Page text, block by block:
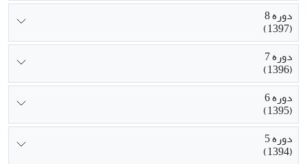
دوره 8
(1397)
دوره 7
(1396)
دوره 6
(1395)
دوره 5
(1394)